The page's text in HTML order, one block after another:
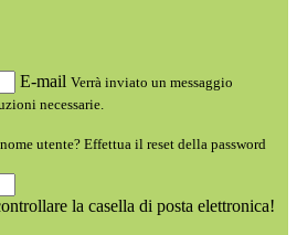
E-mail Verrà inviato un messaggio
necessarie.
utente? Effettua il reset della password
la casella di posta elettronica!